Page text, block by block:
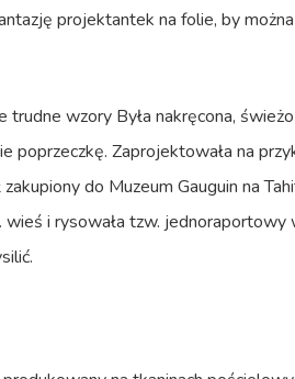
projektantek na folie, by
trudne wzory Była nakręcona,
poprzeczkę. Zaprojektowała na
do Muzeum Gauguin na
wieś i rysowała tzw.